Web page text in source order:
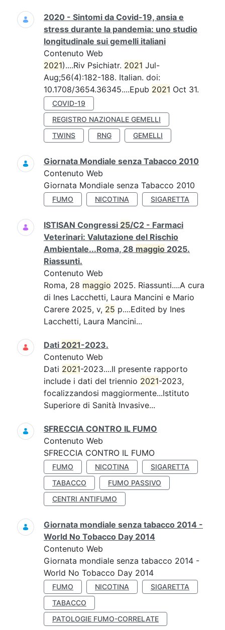
2020 - Sintomi da Covid-19, ansia e
stress durante la pandemia: uno studio
longitudinale sui gemelli italiani
Contenuto Web
2021)....Riv Psichiatr. 2021 Jul-
Aug;56(4):182-188. Italian. doi:
10.1708/3654.36345....Epub 2021 Oct 31.
COVID-19
REGISTRO NAZIONALE GEMELLI
TWINS
RNG GEMELLI
Giornata Mondiale senza Tabacco 2010
Contenuto Web
Giornata Mondiale senza Tabacco 2010
FUMO NICOTINA SIGARETTA
ISTISAN Congressi 25/C2 - Farmaci
Veterinari: Valutazione del Rischio
Ambientale...Roma, 28 maggio 2025.
Riassunti.
Contenuto Web
Roma, 28 maggio 2025. Riassunti....A cura
di Ines Lacchetti, Laura Mancini e Mario
Carere 2025, v, 25 p....Edited by Ines
Lacchetti, Laura Mancini...
Dati 2021-2023.
Contenuto Web
Dati 2021-2023....Il presente rapporto
include i dati del triennio 2021-2023,
focalizzandosi maggiormente...Istituto
Superiore di Sanità Invasive...
SFRECCIA CONTRO IL FUMO
Contenuto Web
SFRECCIA CONTRO IL FUMO
FUMO NICOTINA
SIGARETTA
TABACCO
FUMO PASSIVO
CENTRI ANTIFUMO
Giornata mondiale senza tabacco 2014 -
World No Tobacco Day 2014
Contenuto Web
Giornata mondiale senza tabacco 2014 -
World No Tobacco Day 2014
FUMO NICOTINA
SIGARETTA
TABACCO
PATOLOGIE FUMO-CORRELATE